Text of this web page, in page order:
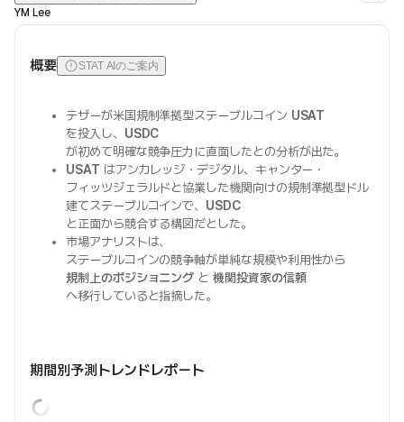
YM Lee
概要 STAT AIのご案内
テザーが米国規制準拠型ステーブルコイン USAT
を投入し、 USDC
が初めて明確な競争圧力に直面したとの分析が出た。
USAT はアンカレッジ・デジタル、キャンター・
フィッツジェラルドと協業した機関向けの規制準拠型ドル
建てステーブルコインで、 USDC
と正面から競合する構図だとした。
市場アナリストは、
ステーブルコインの競争軸が単純な規模や利用性から
規制上のポジショニング と機関投資家の信頼
へ移行していると指摘した。
期間別予測トレンドレポート